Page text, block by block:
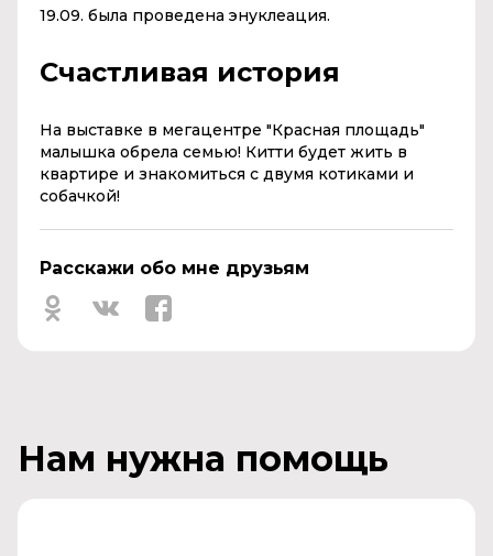
19.09. была проведена энуклеация.
Счастливая история
На выставке в мегацентре "Красная площадь"
малышка обрела семью! Китти будет жить в
квартире и знакомиться с двумя котиками и
собачкой!
Расскажи обо мне друзьям
Нам нужна помощь